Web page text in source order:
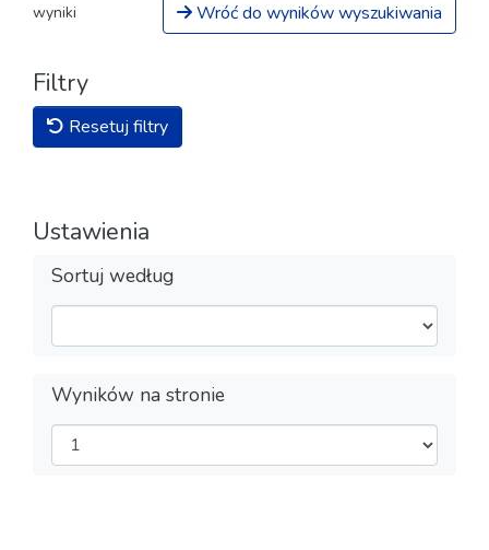
wyniki Wróć do wyników wyszukiwania
Filtry
Resetuj filtry
Ustawienia
Sortuj według
Wyników na stronie